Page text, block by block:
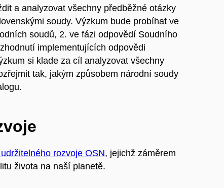
a analyzovat všechny předběžné otázky
soudy. Výzkum bude probíhat ve
soudů, 2. ve fázi odpovědí Soudního
implementujících odpovědi
si klade za cíl analyzovat všechny
tak, jakým způsobem národní soudy
rozvoje OSN, jejichž záměrem
života na naší planetě.